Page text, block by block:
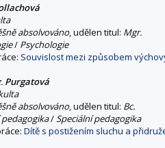
absolvováno, udělen titul: Mgr.
/ Psychologie
Souvislost mezi způsobem
Purgatová
absolvováno, udělen titul: Bc.
/Speciální pedagogika
Dítě s postižením sluchu a